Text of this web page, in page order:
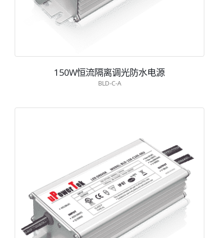
150W恒流隔离调光防水电源
BLD-C-A